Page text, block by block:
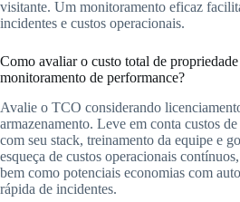
visitante. Um monitoramento eficaz
incidentes e custos operacionais.
Como avaliar o custo total de
monitoramento de performance?
Avalie o TCO considerando
armazenamento. Leve em conta custos
com seu stack, treinamento da equipe e
esqueça de custos operacionais
bem como potenciais economias com
rápida de incidentes.